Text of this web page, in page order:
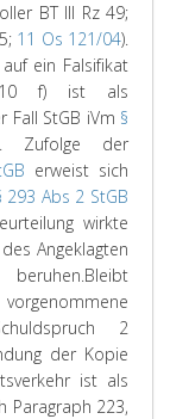
BT III Rz 49;
11 Os 121/04).
ein Falsifikat
10 f) ist als
Fall StGB iVm §
Zufolge der
erweist sich
293 Abs 2 StGB
wirkte
Angeklagten
Bleibt
2
der Kopie
ist als
Paragraph 223,